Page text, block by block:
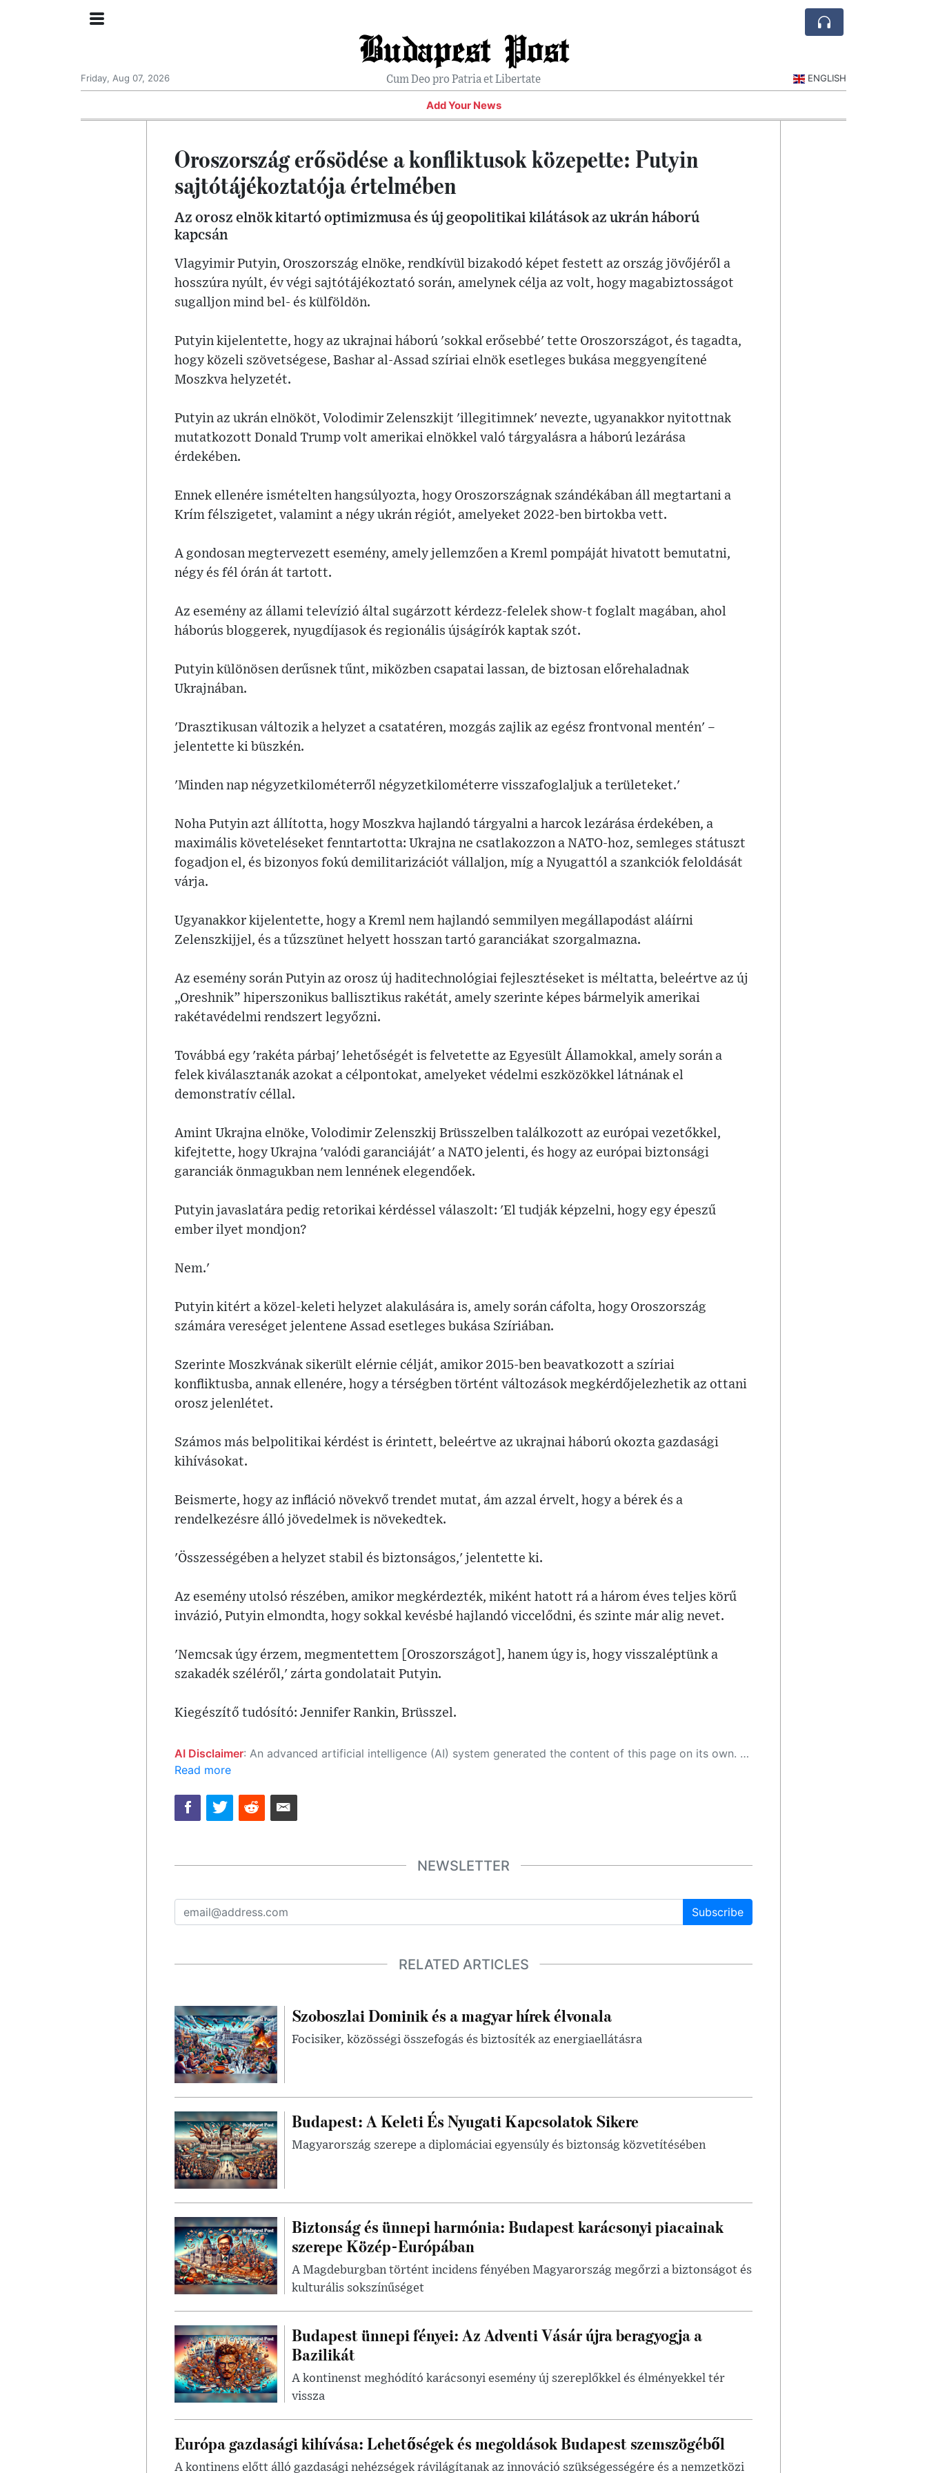
Budapest Post
Cum Deo pro Patria et Libertate
Friday, Aug 07, 2026 ENGLISH
Add Your News
Oroszország erősödése a konfliktusok közepette: Putyin
sajtótájékoztatója értelmében
Az orosz elnök kitartó optimizmusa és új geopolitikai kilátások az ukrán háború
kapcsán
Vlagyimir Putyin, Oroszország elnöke, rendkívül bizakodó képet festett az ország jövőjéről a
hosszúra nyúlt, év végi sajtótájékoztató során, amelynek célja az volt, hogy magabiztosságot
sugalljon mind bel- és külföldön.
Putyin kijelentette, hogy az ukrajnai háború 'sokkal erősebbé' tette Oroszországot, és tagadta,
hogy közeli szövetségese, Bashar al-Assad szíriai elnök esetleges bukása meggyengítené
Moszkva helyzetét.
Putyin az ukrán elnököt, Volodimir Zelenszkijt 'illegitimnek' nevezte, ugyanakkor nyitottnak
mutatkozott Donald Trump volt amerikai elnökkel való tárgyalásra a háború lezárása
érdekében.
Ennek ellenére ismételten hangsúlyozta, hogy Oroszországnak szándékában áll megtartani a
Krím félszigetet, valamint a négy ukrán régiót, amelyeket 2022-ben birtokba vett.
A gondosan megtervezett esemény, amely jellemzően a Kreml pompáját hivatott bemutatni,
négy és fél órán át tartott.
Az esemény az állami televízió által sugárzott kérdezz-felelek show-t foglalt magában, ahol
háborús bloggerek, nyugdíjasok és regionális újságírók kaptak szót.
Putyin különösen derűsnek tűnt, miközben csapatai lassan, de biztosan előrehaladnak
Ukrajnában.
'Drasztikusan változik a helyzet a csatatéren, mozgás zajlik az egész frontvonal mentén' –
jelentette ki büszkén.
'Minden nap négyzetkilométerről négyzetkilométerre visszafoglaljuk a területeket.'
Noha Putyin azt állította, hogy Moszkva hajlandó tárgyalni a harcok lezárása érdekében, a
maximális követeléseket fenntartotta: Ukrajna ne csatlakozzon a NATO-hoz, semleges státuszt
fogadjon el, és bizonyos fokú demilitarizációt vállaljon, míg a Nyugattól a szankciók feloldását
várja.
Ugyanakkor kijelentette, hogy a Kreml nem hajlandó semmilyen megállapodást aláírni
Zelenszkijjel, és a tűzszünet helyett hosszan tartó garanciákat szorgalmazna.
Az esemény során Putyin az orosz új haditechnológiai fejlesztéseket is méltatta, beleértve az új
„Oreshnik” hiperszonikus ballisztikus rakétát, amely szerinte képes bármelyik amerikai
rakétavédelmi rendszert legyőzni.
Továbbá egy 'rakéta párbaj' lehetőségét is felvetette az Egyesült Államokkal, amely során a
felek kiválasztanák azokat a célpontokat, amelyeket védelmi eszközökkel látnának el
demonstratív céllal.
Amint Ukrajna elnöke, Volodimir Zelenszkij Brüsszelben találkozott az európai vezetőkkel,
kifejtette, hogy Ukrajna 'valódi garanciáját' a NATO jelenti, és hogy az európai biztonsági
garanciák önmagukban nem lennének elegendőek.
Putyin javaslatára pedig retorikai kérdéssel válaszolt: 'El tudják képzelni, hogy egy épeszű
ember ilyet mondjon?
Nem.'
Putyin kitért a közel-keleti helyzet alakulására is, amely során cáfolta, hogy Oroszország
számára vereséget jelentene Assad esetleges bukása Szíriában.
Szerinte Moszkvának sikerült elérnie célját, amikor 2015-ben beavatkozott a szíriai
konfliktusba, annak ellenére, hogy a térségben történt változások megkérdőjelezhetik az ottani
orosz jelenlétet.
Számos más belpolitikai kérdést is érintett, beleértve az ukrajnai háború okozta gazdasági
kihívásokat.
Beismerte, hogy az infláció növekvő trendet mutat, ám azzal érvelt, hogy a bérek és a
rendelkezésre álló jövedelmek is növekedtek.
'Összességében a helyzet stabil és biztonságos,' jelentette ki.
Az esemény utolsó részében, amikor megkérdezték, miként hatott rá a három éves teljes körű
invázió, Putyin elmondta, hogy sokkal kevésbé hajlandó viccelődni, és szinte már alig nevet.
'Nemcsak úgy érzem, megmentettem [Oroszországot], hanem úgy is, hogy visszaléptünk a
szakadék széléről,' zárta gondolatait Putyin.
Kiegészítő tudósító: Jennifer Rankin, Brüsszel.
AI Disclaimer: An advanced artificial intelligence (AI) system generated the content of this page on its own. This innovative technology conducts extensive research from a variety of reliable sources, performs rigorous fact-checking and verification, cleans up and balances biased or manipulated content, and presents a minimal factual summary that is just enough yet essential for you to function as an informed and educated citizen. Please keep in mind, however, that this system is an evolving technology, and as a result, the article may contain accidental inaccuracies or errors. We urge you to help us improve our site by reporting any inaccuracies you find using the "
Read more
NEWSLETTER
Subscribe
RELATED ARTICLES
Szoboszlai Dominik és a magyar hírek élvonala
Focisiker, közösségi összefogás és biztosíték az energiaellátásra
Budapest: A Keleti És Nyugati Kapcsolatok Sikere
Magyarország szerepe a diplomáciai egyensúly és biztonság közvetítésében
Biztonság és ünnepi harmónia: Budapest karácsonyi piacainak
szerepe Közép-Európában
A Magdeburgban történt incidens fényében Magyarország megőrzi a biztonságot és
kulturális sokszínűséget
Budapest ünnepi fényei: Az Adventi Vásár újra beragyogja a
Bazilikát
A kontinenst meghódító karácsonyi esemény új szereplőkkel és élményekkel tér
vissza
Európa gazdasági kihívása: Lehetőségek és megoldások Budapest szemszögéből
A kontinens előtt álló gazdasági nehézségek rávilágítanak az innováció szükségességére és a nemzetközi